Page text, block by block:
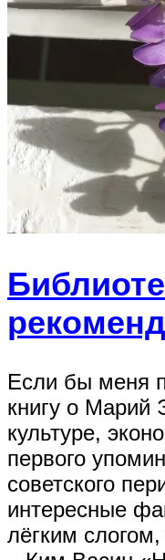
Если бы меня
книгу о Марий
культуре,
первого
советского
интересные
лёгким